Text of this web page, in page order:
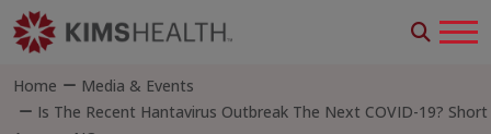
Home
Media & Events
Is The Recent Hantavirus Outbreak The Next COVID-19? Short